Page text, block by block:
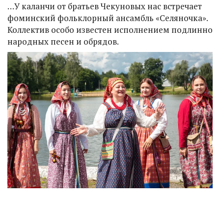
…У каланчи от братьев Чекуновых нас встречает
фоминский фольклорный ансамбль «Селяночка».
Коллектив особо известен исполнением подлинно
народных песен и обрядов.